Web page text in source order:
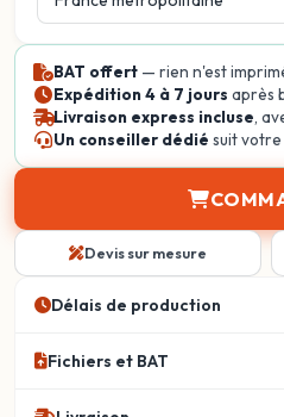
BAT offert — rien n'est
Expédition 4 à 7 jours après
Livraison express incluse,
Un conseiller dédié suit votre
Devis sur mesure
Délais de production
Fichiers et BAT